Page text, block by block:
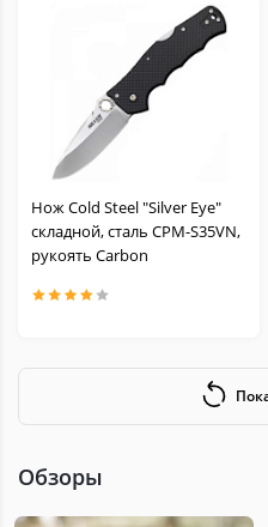
Нож Cold Steel "Silver Eye"
складной, сталь CPM-S35VN,
рукоять Carbon
Обзоры